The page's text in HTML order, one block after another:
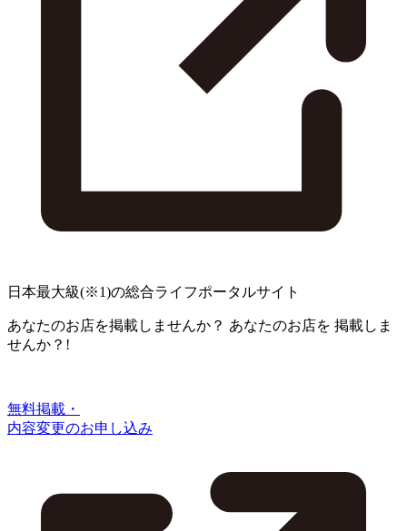
日本最大級(※1)の総合ライフポータルサイト
あなたのお店を掲載しませんか？ あなたのお店を 掲載しま
せんか？!
無料掲載・
内容変更のお申し込み